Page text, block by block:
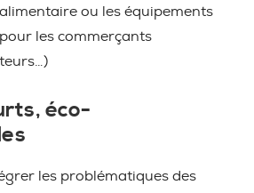
ou les équipements
pour les commerçants
éco-
les problématiques des